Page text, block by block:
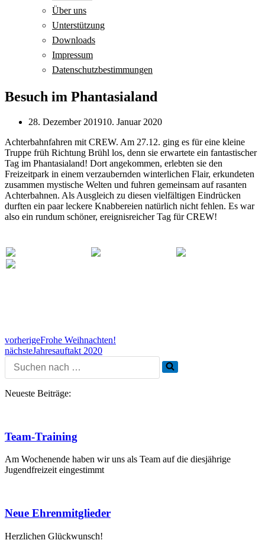
Über uns
Unterstützung
Downloads
Impressum
Datenschutzbestimmungen
Besuch im Phantasialand
28. Dezember 201910. Januar 2020
Achterbahnfahren mit CREW. Am 27.12. ging es für eine kleine
Truppe früh Richtung Brühl los, denn sie erwartete ein fantastischer
Tag im Phantasialand! Dort angekommen, erlebten sie den
Freizeitpark in einem verzaubernden winterlichen Flair, erkundeten
zusammen mystische Welten und fuhren gemeinsam auf rasanten
Achterbahnen. Als Ausgleich zu diesen vielfältigen Eindrücken
durften ein paar leckere Knabbereien natürlich nicht fehlen. Es war
also ein rundum schöner, ereignisreicher Tag für CREW!
vorherigeFrohe Weihnachten!
nächsteJahresauftakt 2020
Neueste Beiträge:
Team-Training
Am Wochenende haben wir uns als Team auf die diesjährige
Jugendfreizeit eingestimmt
Neue Ehrenmitglieder
Herzlichen Glückwunsch!